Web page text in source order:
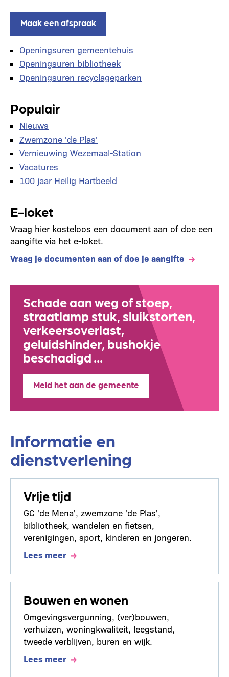
Maak een afspraak
Openingsuren gemeentehuis
Openingsuren bibliotheek
Openingsuren recyclageparken
Populair
Nieuws
Zwemzone 'de Plas'
Vernieuwing Wezemaal-Station
Vacatures
100 jaar Heilig Hartbeeld
E-loket
Vraag hier kosteloos een document aan of doe een
aangifte via het e-loket.
Vraag je documenten aan of doe je aangifte
Schade aan weg of stoep,
straatlamp stuk, sluikstorten,
verkeersoverlast,
geluidshinder, bushokje
beschadigd ...
Meld het aan de gemeente
Informatie en
dienstverlening
Vrije tijd
GC 'de Mena', zwemzone 'de Plas',
bibliotheek, wandelen en fietsen,
verenigingen, sport, kinderen en jongeren.
Lees meer
Bouwen en wonen
Omgevingsvergunning, (ver)bouwen,
verhuizen, woningkwaliteit, leegstand,
tweede verblijven, buren en wijk.
Lees meer